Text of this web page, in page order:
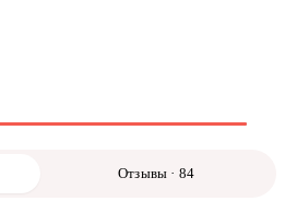
Отзывы · 84